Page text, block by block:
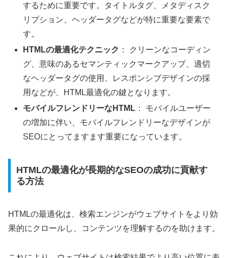
するために重要です。タイトルタグ、メタディスク
リプション、ヘッダータグなどが特に重要な要素で
す。
HTMLの最適化テクニック ： クリーンなコーディン
グ、意味のあるセマンティックマークアップ、適切
なヘッダータグの使用、レスポンシブデザインの採
用などが、HTML最適化の鍵となります。
モバイルフレンドリーなHTML ： モバイルユーザー
の増加に伴い、モバイルフレンドリーなデザインが
SEOにとってますます重要になっています。
HTMLの最適化が長期的なSEOの成功に貢献す
る方法
HTMLの最適化は、検索エンジンがウェブサイトをより効
果的にクロールし、コンテンツを理解するのを助けます。